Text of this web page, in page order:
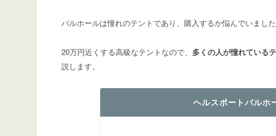
バルホールは憧れのテントであり、購入するか悩んでいまし
20万円近くする高級なテントなので、 多くの人が憧れている
説します。
ヘルスポートバルホ